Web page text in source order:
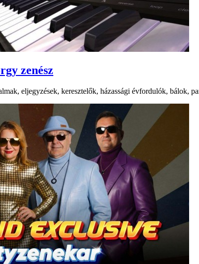
zenész
eljegyzések, keresztelők, házassági évfordulók, bálok,